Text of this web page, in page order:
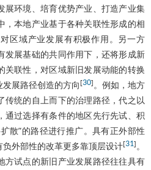
展环境、培育优势产业、打造产业集
，本地产业基于各种关联性形成的相
区域产业发展有积极作用。另一方
发展基础的共同作用下，还将形成新
关联性，对区域新旧发展动能的转换
展路径创造的方向 [30]。例如，地方
传统的自上而下的治理路径，代之以
通过选择有条件的地区先行先试、积
散”的路径进行推广。具有正外部性
外部性的改革更多靠顶层设计[31]。
方试点的新旧产业发展路径往往具有